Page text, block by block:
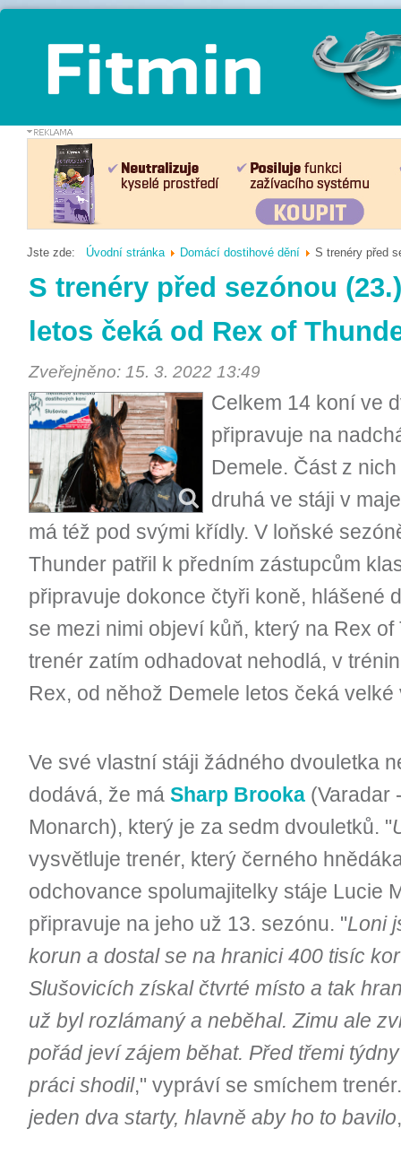
Jste zde: Úvodní stránka Domácí dostihové dění S trenéry před
S trenéry před sezónou
letos čeká od Rex of
Zveřejněno: 15. 3. 2022 13:49
Celkem 14 koní ve
připravuje na
Demele. Část z
druhá ve stáji v
má též pod svými křídly. V loňské
Thunder patřil k předním zástupcům
připravuje dokonce čtyři koně, hlášené
se mezi nimi objeví kůň, který na Rex
trenér zatím odhadovat nehodlá, v
Rex, od něhož Demele letos čeká velké
Ve své vlastní stáji žádného dvouletka
dodává, že má Sharp Brooka (Varadar
Monarch), který je za sedm dvouletků. "
vysvětluje trenér, který černého
odchovance spolumajitelky stáje Lucie
připravuje na jeho už 13. sezónu. "Loni
korun a dostal se na hranici 400 tisíc
Slušovicích získal čtvrté místo a tak
už byl rozlámaný a neběhal. Zimu ale
pořád jeví zájem běhat. Před třemi
práci shodil," vypráví se smíchem
jeden dva starty, hlavně aby ho to bavilo